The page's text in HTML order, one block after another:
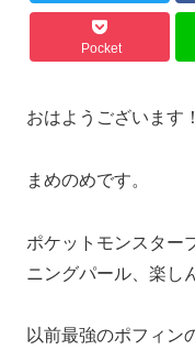
Pocket
おはようございます！
まめのめです。
ポケットモンスター
ニングパール、楽し
以前最強のポフィン